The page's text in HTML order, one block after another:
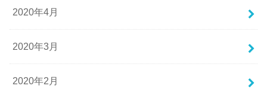
2020年4月
2020年3月
2020年2月